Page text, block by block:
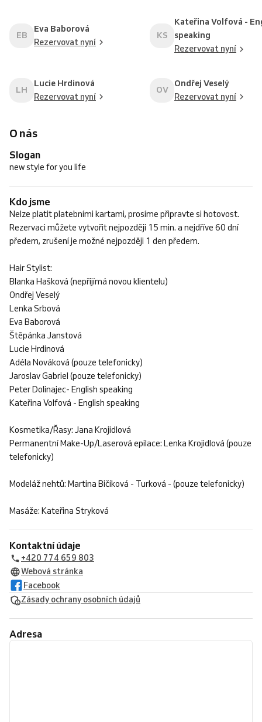
EB
Eva Baborová
Rezervovat nyní
KS
Kateřina Volfová -
speaking
Rezervovat nyní
LH
Lucie Hrdinová
Rezervovat nyní
OV
Ondřej Veselý
Rezervovat nyní
O nás
Slogan
new style for you life
Kdo jsme
Nelze platit platebními kartami, prosíme připravte si hotovost.
Rezervaci můžete vytvořit nejpozději 15 min. a nejdříve 60 dní
předem, zrušení je možné nejpozději 1 den předem.
Hair Stylist:
Blanka Hašková (nepřijímá novou klientelu)
Ondřej Veselý
Lenka Srbová
Eva Baborová
Štěpánka Janstová
Lucie Hrdinová
Adéla Nováková (pouze telefonicky)
Jaroslav Gabriel (pouze telefonicky)
Peter Dolinajec- English speaking
Kateřina Volfová - English speaking
Kosmetika/Řasy: Jana Krojidlová
Permanentní Make-Up/Laserová epilace: Lenka Krojidlová (pouze
telefonicky)
Modeláž nehtů: Martina Bičíková - Turková - (pouze telefonicky)
Masáže: Kateřina Stryková
Kontaktní údaje
+420 774 659 803
Webová stránka
Facebook
Zásady ochrany osobních údajů
Adresa